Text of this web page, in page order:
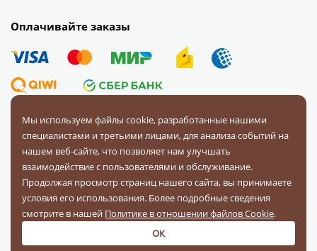
Оплачивайте заказы
© 2008 — 2026 Первая Фурнитурная Компания.Все права
защищены.
Политика конфиденциальности
Соглашение на обработку персональных данных
Мы используем файлы cookie, разработанные нашими
специалистами и третьими лицами, для анализа событий на
нашем веб-сайте, что позволяет нам улучшать
взаимодействие с пользователями и обслуживание.
Продолжая просмотр страниц нашего сайта, вы принимаете
условия его использования. Более подробные сведения
смотрите в нашей Политике в отношении файлов Cookie.
ОК